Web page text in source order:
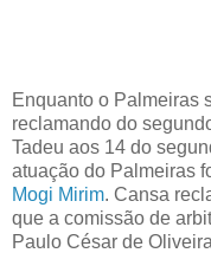
Enquanto o Palmeiras
reclamando do
Tadeu aos 14 do
atuação do Palmeiras
Mogi Mirim. Cansa
que a comissão de
Paulo César de